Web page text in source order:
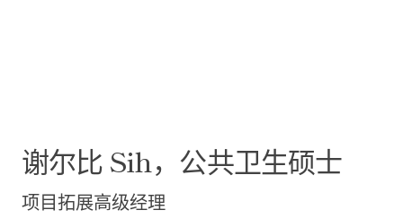
谢尔比 Sih，公共卫生硕士
项目拓展高级经理